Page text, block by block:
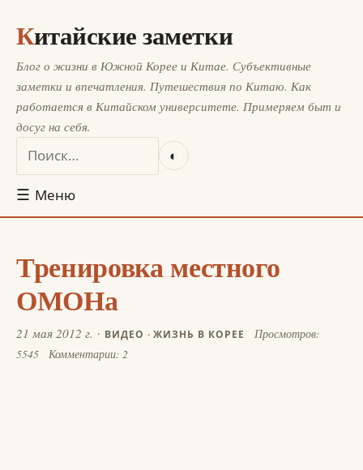
Китайские заметки
Блог о жизни в Южной Корее и Китае. Субъективные
заметки и впечатления. Путешествия по Китаю. Как
работается в Китайском университете. Примеряем быт и
досуг на себя.
◐
☰ Меню
Тренировка местного
ОМОНа
21 мая 2012 г. ВИДЕО ·ЖИЗНЬ В КОРЕЕ
Просмотров:
5545
Комментарии: 2